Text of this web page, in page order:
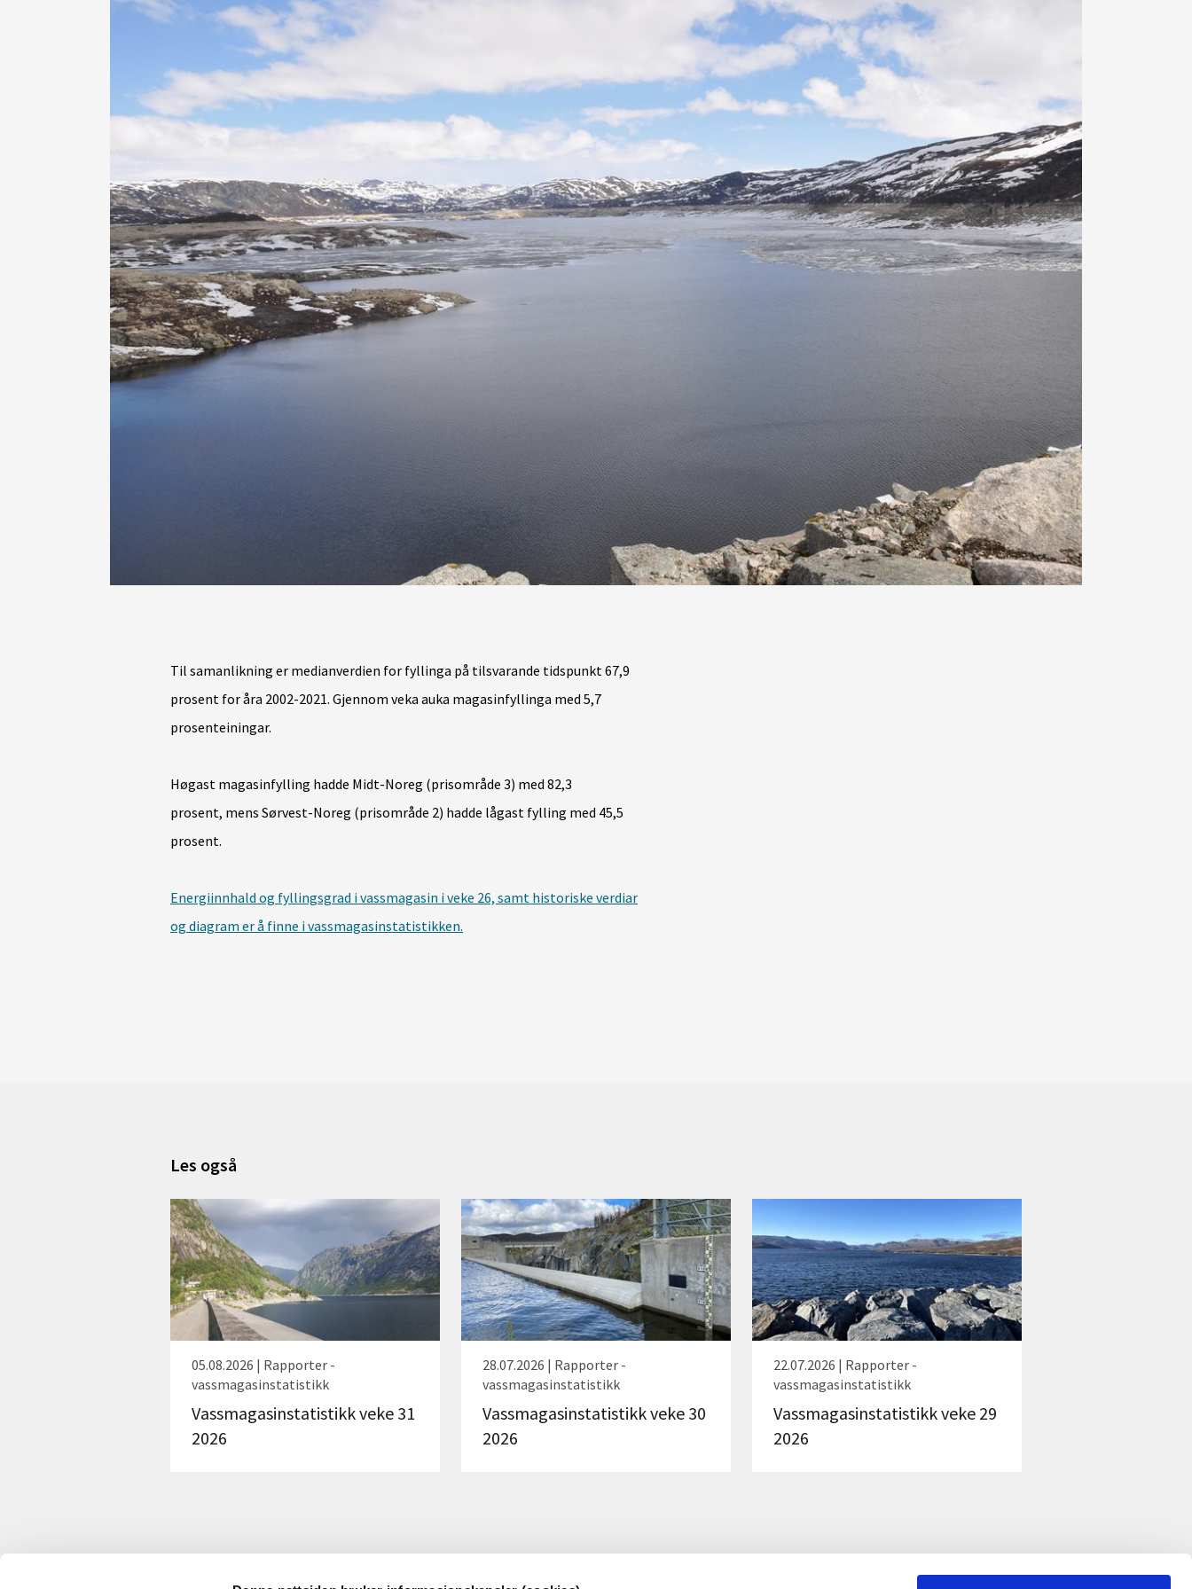
Til samanlikning er medianverdien for fyllinga på tilsvarande tidspunkt 67,9
prosent for åra 2002-2021. Gjennom veka auka magasinfyllinga med 5,7
prosenteiningar.
Høgast magasinfylling hadde Midt-Noreg (prisområde 3) med 82,3
prosent, mens Sørvest-Noreg (prisområde 2) hadde lågast fylling med 45,5
prosent.
Energiinnhald og fyllingsgrad i vassmagasin i veke 26, samt historiske verdiar
og diagram er å finne i vassmagasinstatistikken.
Les også
05.08.2026 | Rapporter -
vassmagasinstatistikk
Vassmagasinstatistikk veke 31
2026
28.07.2026 | Rapporter -
vassmagasinstatistikk
Vassmagasinstatistikk veke 30
2026
22.07.2026 | Rapporter -
vassmagasinstatistikk
Vassmagasinstatistikk veke 29
2026